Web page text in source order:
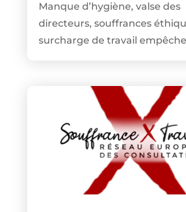
Manque d’hygiène, valse des
directeurs, souffrances
surcharge de travail